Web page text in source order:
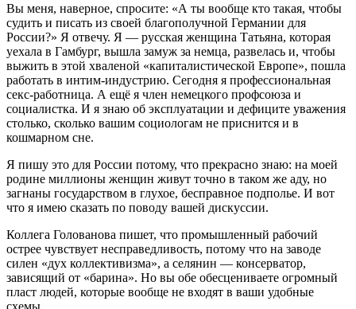
Вы меня, наверное, спросите: «А ты вообще кто такая, чтобы
судить и писать из своей благополучной Германии для
России?» Я отвечу. Я — русская женщина Татьяна, которая
уехала в Гамбург, вышла замуж за немца, развелась и, чтобы
выжить в этой хваленой «капиталистической Европе», пошла
работать в интим-индустрию. Сегодня я профессиональная
секс-работница. А ещё я член немецкого профсоюза и
социалистка. И я знаю об эксплуатации и дефиците уважения
столько, сколько вашим социологам не приснится и в
кошмарном сне.
Я пишу это для России потому, что прекрасно знаю: на моей
родине миллионы женщин живут точно в таком же аду, но
загнаны государством в глухое, бесправное подполье. И вот
что я имею сказать по поводу вашей дискуссии.
Коллега Голованова пишет, что промышленный рабочий
острее чувствует несправедливость, потому что на заводе
силен «дух коллективизма», а селянин — консерватор,
зависящий от «барина». Но вы обе обесцениваете огромный
пласт людей, которые вообще не входят в ваши удобные
схемы.